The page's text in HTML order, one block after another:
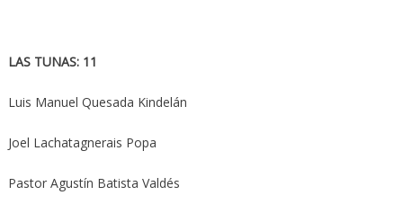
LAS TUNAS: 11
Luis Manuel Quesada Kindelán
Joel Lachatagnerais Popa
Pastor Agustín Batista Valdés